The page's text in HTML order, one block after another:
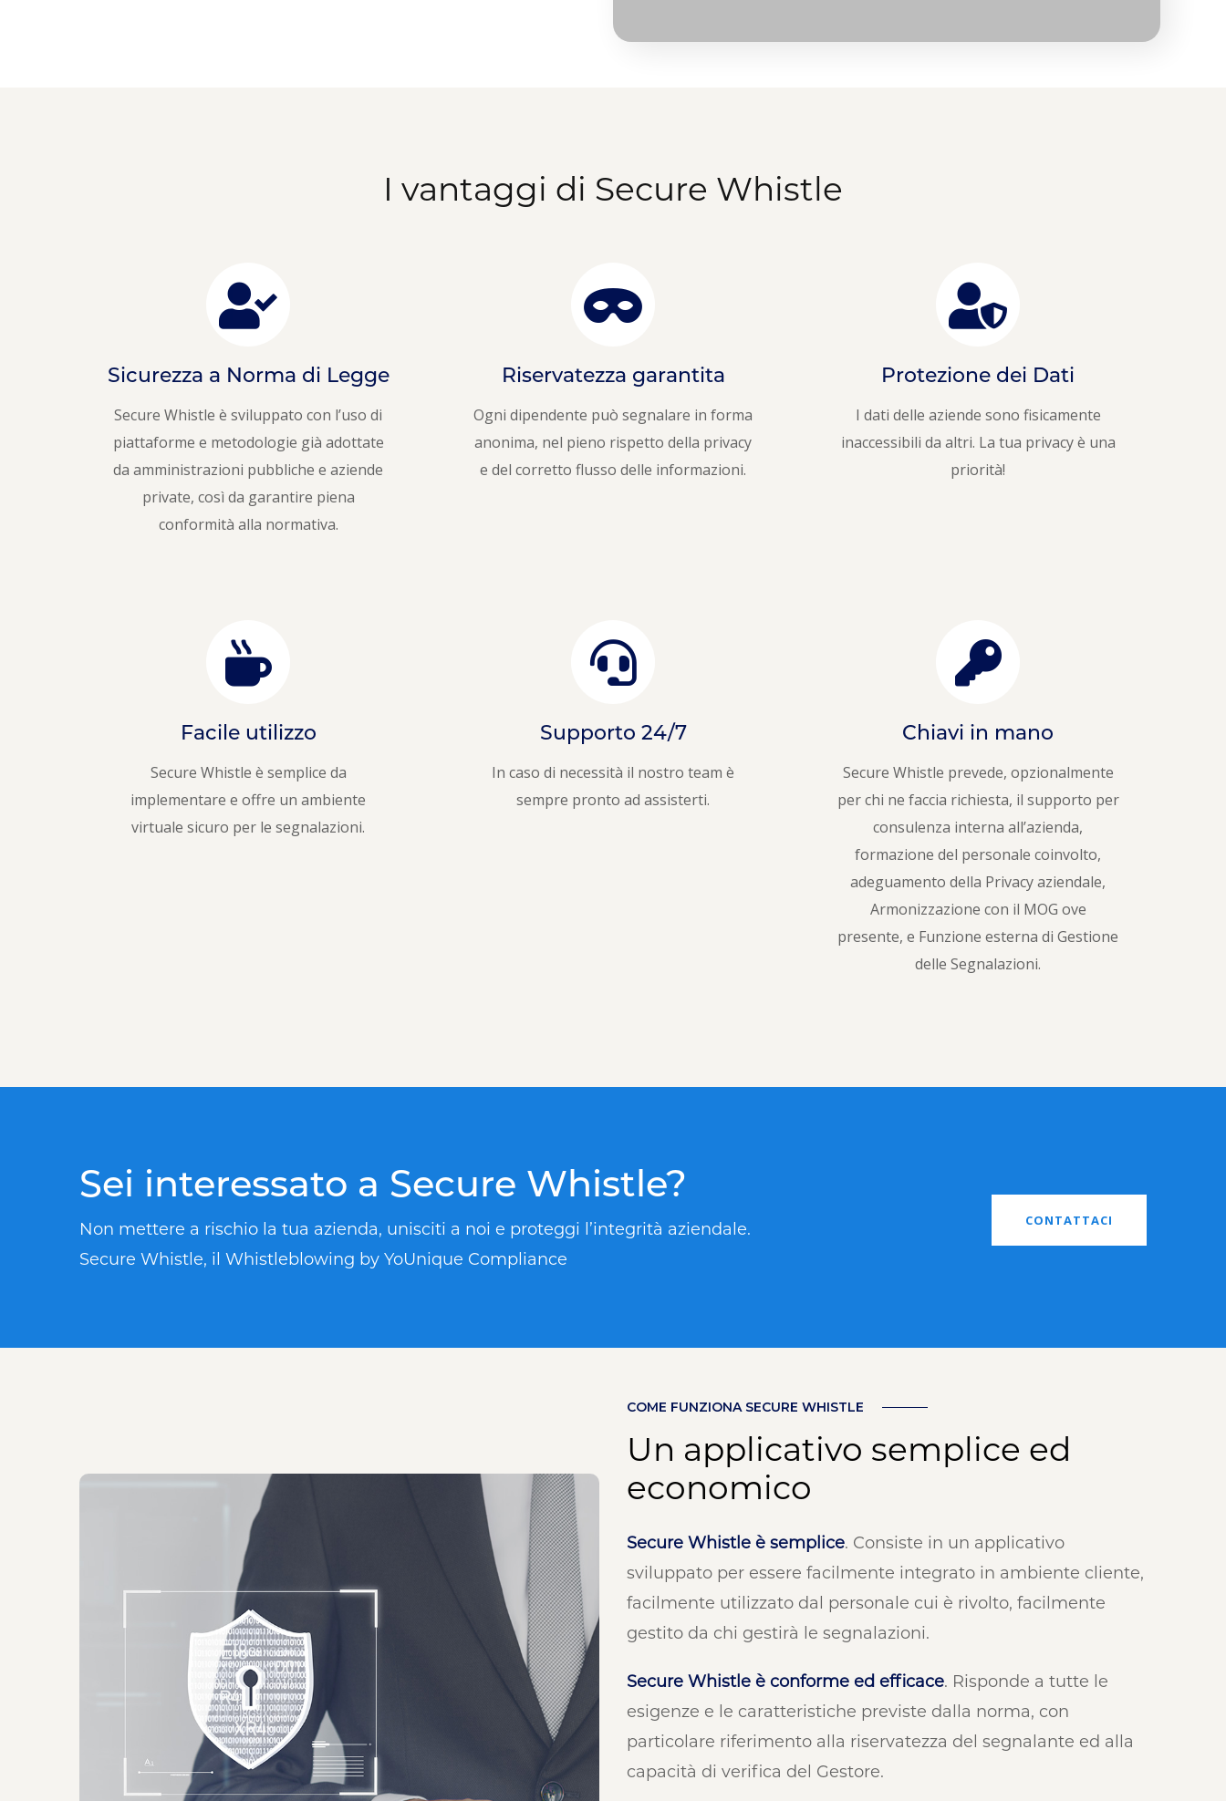
I vantaggi di Secure Whistle
Sicurezza a Norma di Legge
Secure Whistle è sviluppato con l’uso di
piattaforme e metodologie già adottate
da amministrazioni pubbliche e aziende
private, così da garantire piena
conformità alla normativa.
Riservatezza garantita
Ogni dipendente può segnalare in forma
anonima, nel pieno rispetto della privacy
e del corretto flusso delle informazioni.
Protezione dei Dati
I dati delle aziende sono fisicamente
inaccessibili da altri. La tua privacy è una
priorità!
Facile utilizzo
Secure Whistle è semplice da
implementare e offre un ambiente
virtuale sicuro per le segnalazioni.
Supporto 24/7
In caso di necessità il nostro team è
sempre pronto ad assisterti.
Chiavi in mano
Secure Whistle prevede, opzionalmente
per chi ne faccia richiesta, il supporto per
consulenza interna all’azienda,
formazione del personale coinvolto,
adeguamento della Privacy aziendale,
Armonizzazione con il MOG ove
presente, e Funzione esterna di Gestione
delle Segnalazioni.
Sei interessato a Secure Whistle?
Non mettere a rischio la tua azienda, unisciti a noi e proteggi l’integrità aziendale.
Secure Whistle, il Whistleblowing by YoUnique Compliance
CONTATTACI
COME FUNZIONA SECURE WHISTLE
Un applicativo semplice ed
economico
Secure Whistle è semplice. Consiste in un applicativo
sviluppato per essere facilmente integrato in ambiente cliente,
facilmente utilizzato dal personale cui è rivolto, facilmente
gestito da chi gestirà le segnalazioni.
Secure Whistle è conforme ed efficace. Risponde a tutte le
esigenze e le caratteristiche previste dalla norma, con
particolare riferimento alla riservatezza del segnalante ed alla
capacità di verifica del Gestore.